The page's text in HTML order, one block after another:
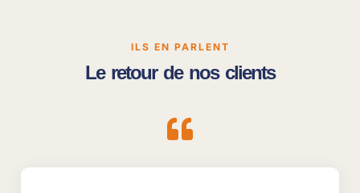
ILS EN PARLENT
Le retour de nos clients